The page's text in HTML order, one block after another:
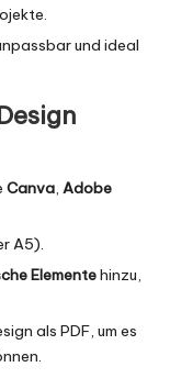
und ideal
Canva, Adobe
A5).
Elementehinzu,
als PDF, um es